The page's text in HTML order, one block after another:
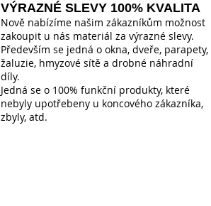
VÝRAZNÉ SLEVY 100% KVALITA
Nově nabízíme našim zákazníkům možnost
zakoupit u nás materiál za výrazné slevy.
Především se jedná o okna, dveře, parapety,
žaluzie, hmyzové sítě a drobné náhradní
díly.
Jedná se o 100% funkční produkty, které
nebyly upotřebeny u koncového zákazníka,
zbyly, atd.